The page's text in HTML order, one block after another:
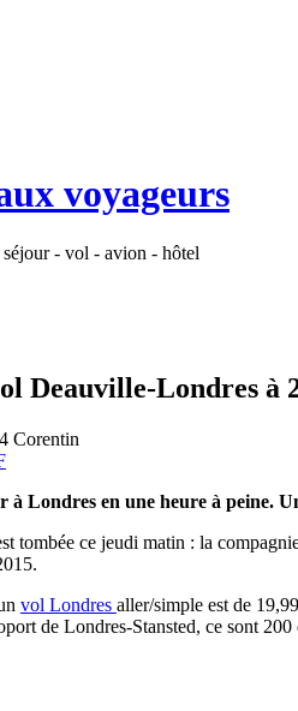
voyageurs
- vol - avion - hôtel
Deauville-Londres à
Corentin
Londres en une heure à peine.
tombée ce jeudi matin : la
vol Londres aller/simple est de
de Londres-Stansted, ce sont